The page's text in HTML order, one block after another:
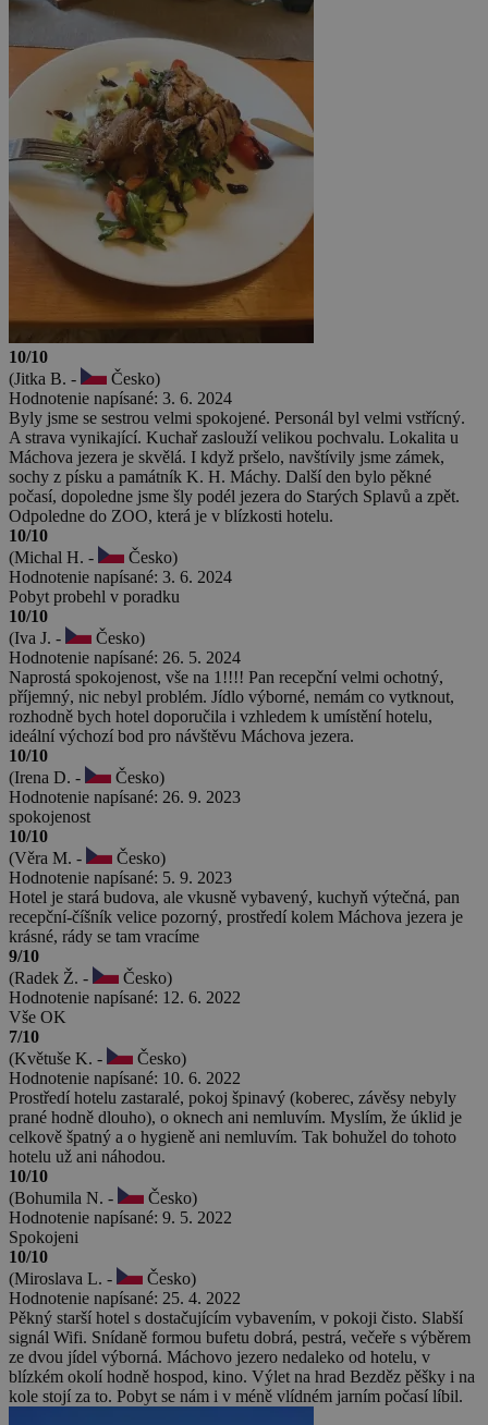
10/10
(Jitka B. -
Česko)
Hodnotenie napísané: 3. 6. 2024
Byly jsme se sestrou velmi spokojené. Personál byl velmi vstřícný.
A strava vynikající. Kuchař zaslouží velikou pochvalu. Lokalita u
Máchova jezera je skvělá. I když pršelo, navštívily jsme zámek,
sochy z písku a památník K. H. Máchy. Další den bylo pěkné
počasí, dopoledne jsme šly podél jezera do Starých Splavů a zpět.
Odpoledne do ZOO, která je v blízkosti hotelu.
10/10
(Michal H. -
Česko)
Hodnotenie napísané: 3. 6. 2024
Pobyt probehl v poradku
10/10
(Iva J. -
Česko)
Hodnotenie napísané: 26. 5. 2024
Naprostá spokojenost, vše na 1!!!! Pan recepční velmi ochotný,
příjemný, nic nebyl problém. Jídlo výborné, nemám co vytknout,
rozhodně bych hotel doporučila i vzhledem k umístění hotelu,
ideální výchozí bod pro návštěvu Máchova jezera.
10/10
(Irena D. -
Česko)
Hodnotenie napísané: 26. 9. 2023
spokojenost
10/10
(Věra M. -
Česko)
Hodnotenie napísané: 5. 9. 2023
Hotel je stará budova, ale vkusně vybavený, kuchyň výtečná, pan
recepční-číšník velice pozorný, prostředí kolem Máchova jezera je
krásné, rády se tam vracíme
9/10
(Radek Ž. -
Česko)
Hodnotenie napísané: 12. 6. 2022
Vše OK
7/10
(Květuše K. -
Česko)
Hodnotenie napísané: 10. 6. 2022
Prostředí hotelu zastaralé, pokoj špinavý (koberec, závěsy nebyly
prané hodně dlouho), o oknech ani nemluvím. Myslím, že úklid je
celkově špatný a o hygieně ani nemluvím. Tak bohužel do tohoto
hotelu už ani náhodou.
10/10
(Bohumila N. -
Česko)
Hodnotenie napísané: 9. 5. 2022
Spokojeni
10/10
(Miroslava L. -
Česko)
Hodnotenie napísané: 25. 4. 2022
Pěkný starší hotel s dostačujícím vybavením, v pokoji čisto. Slabší
signál Wifi. Snídaně formou bufetu dobrá, pestrá, večeře s výběrem
ze dvou jídel výborná. Máchovo jezero nedaleko od hotelu, v
blízkém okolí hodně hospod, kino. Výlet na hrad Bezděz pěšky i na
kole stojí za to. Pobyt se nám i v méně vlídném jarním počasí líbil.